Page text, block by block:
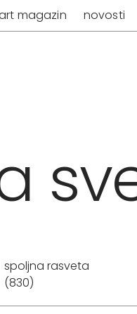
magazin novosti
spoljna rasveta
(830)